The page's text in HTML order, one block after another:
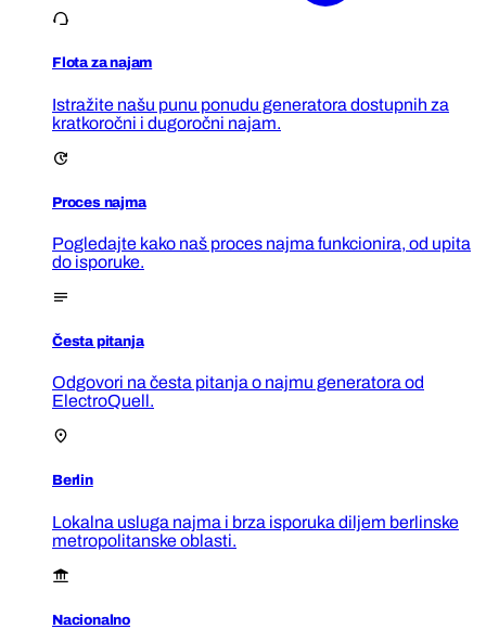
Flota za najam
Istražite našu punu ponudu generatora dostupnih za
kratkoročni i dugoročni najam.
Proces najma
Pogledajte kako naš proces najma funkcionira, od upita
do isporuke.
Česta pitanja
Odgovori na česta pitanja o najmu generatora od
ElectroQuell.
Berlin
Lokalna usluga najma i brza isporuka diljem berlinske
metropolitanske oblasti.
Nacionalno